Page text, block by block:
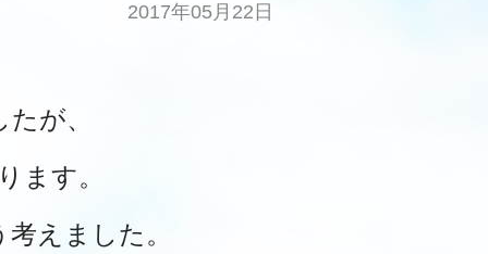
2017年05月22日
が、
ます。
考えました。